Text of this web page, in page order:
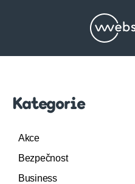
Kategorie
Akce
Bezpečnost
Business